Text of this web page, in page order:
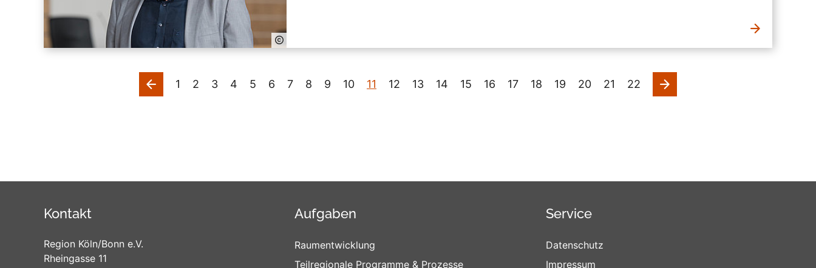
vorherige
1 2 3 4 5 6 7 8 9 10 11 12 13 14 15 16 17 18 19 20 21 22 nächste
Kontakt
Region Köln/Bonn e.V.
Rheingasse 11
Aufgaben
Raumentwicklung
Teilregionale Programme & Prozesse
Service
Datenschutz
Impressum